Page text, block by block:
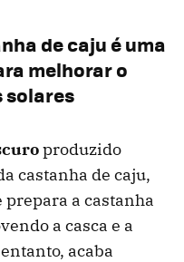
de caju é uma
melhorar o
solares
produzido
castanha de caju,
a castanha
a casca e a
acaba